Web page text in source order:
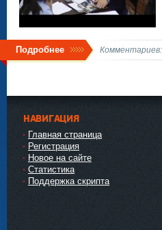
Подробнее Комментариев:
НАВИГАЦИЯ
Главная страница
Регистрация
Новое на сайте
Статистика
Поддержка скрипта